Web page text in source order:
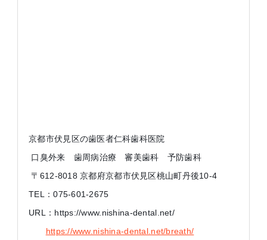
京都市伏見区の歯医者仁科歯科医院
口臭外来 歯周病治療 審美歯科 予防歯科
〒612-8018 京都府京都市伏見区桃山町丹後10-4
TEL：075-601-2675
URL：https://www.nishina-dental.net/
https://www.nishina-dental.net/breath/